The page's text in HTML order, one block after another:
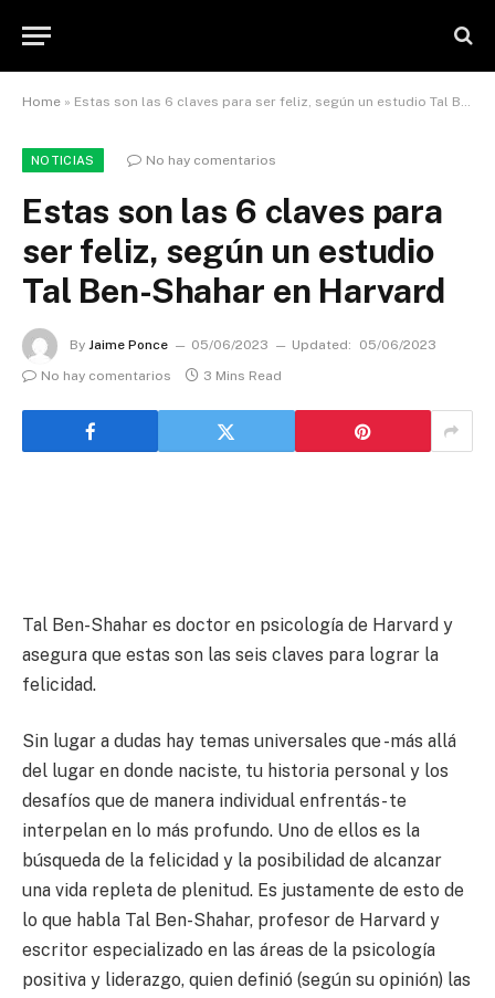
Home » Estas son las 6 claves para ser feliz, según un estudio Tal Ben-Shahar en Harvard
NOTICIAS No hay comentarios
Estas son las 6 claves para
ser feliz, según un estudio
Tal Ben-Shahar en Harvard
By Jaime Ponce 05/06/2023 Updated:
05/06/2023
No hay comentarios
3 Mins Read
Tal Ben-Shahar es doctor en psicología de Harvard y
asegura que estas son las seis claves para lograr la
felicidad.
Sin lugar a dudas hay temas universales que -más allá
del lugar en donde naciste, tu historia personal y los
desafíos que de manera individual enfrentás- te
interpelan en lo más profundo. Uno de ellos es la
búsqueda de la felicidad y la posibilidad de alcanzar
una vida repleta de plenitud. Es justamente de esto de
lo que habla Tal Ben-Shahar, profesor de Harvard y
escritor especializado en las áreas de la psicología
positiva y liderazgo, quien definió (según su opinión) las